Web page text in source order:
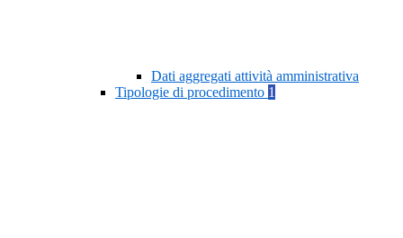
Dati aggregati attività amministrativa
Tipologie di procedimento 1